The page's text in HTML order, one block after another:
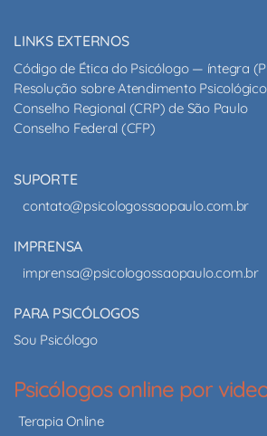
LINKS EXTERNOS
Código de Ética do Psicólogo — íntegra
Resolução sobre Atendimento
Conselho Regional (CRP) de São Paulo
Conselho Federal (CFP)
SUPORTE
contato@psicologossaopaulo.com.br
IMPRENSA
imprensa@psicologossaopaulo.com.br
PARA PSICÓLOGOS
Sou Psicólogo
Psicólogos online por
Terapia Online